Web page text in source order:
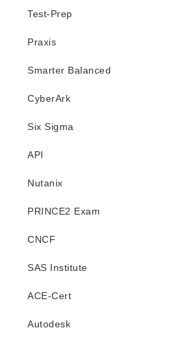
Test-Prep
Praxis
Smarter Balanced
CyberArk
Six Sigma
API
Nutanix
PRINCE2 Exam
CNCF
SAS Institute
ACE-Cert
Autodesk